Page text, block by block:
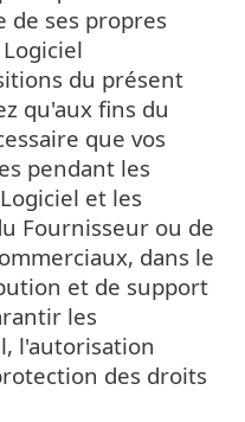
de ses propres
du présent
qu'aux fins du
que vos
pendant les
et les
Fournisseur ou de
dans le
et de support
les
l'autorisation
des droits